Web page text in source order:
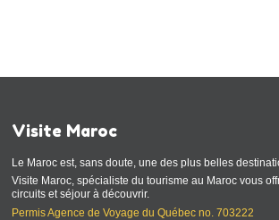
Visite Maroc
Le Maroc est, sans doute, une des plus belles
Visite Maroc, spécialiste du tourisme au Maroc vous
circuits et séjour à découvrir.
Permis Agence de Voyage du Québec no. 703222